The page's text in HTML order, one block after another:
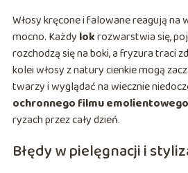
Włosy kręcone i falowane reagują na
mocno. Każdy lokrozwarstwia się,
rozchodzą się na boki, a fryzura traci
kolei włosy z natury cienkie mogą
twarzy i wyglądać na wiecznie
ochronnego filmu emolientowego
ryzach przez cały dzień.
Błędy w pielęgnacji i